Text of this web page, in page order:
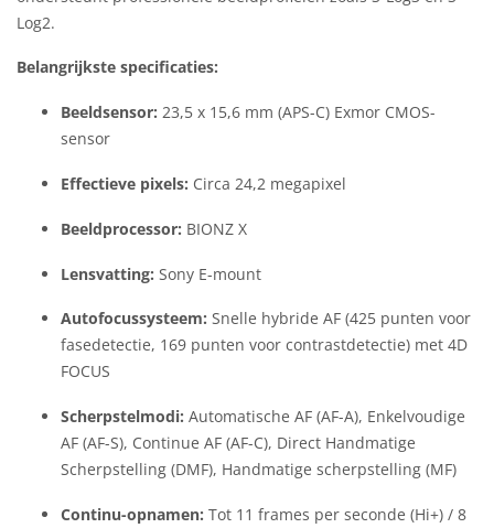
Log2.
Belangrijkste specificaties:
Beeldsensor: 23,5 x 15,6 mm (APS-C) Exmor CMOS-
sensor
Effectieve pixels: Circa 24,2 megapixel
Beeldprocessor: BIONZ X
Lensvatting: Sony E-mount
Autofocussysteem: Snelle hybride AF (425 punten voor
fasedetectie, 169 punten voor contrastdetectie) met 4D
FOCUS
Scherpstelmodi: Automatische AF (AF-A), Enkelvoudige
AF (AF-S), Continue AF (AF-C), Direct Handmatige
Scherpstelling (DMF), Handmatige scherpstelling (MF)
Continu-opnamen: Tot 11 frames per seconde (Hi+) / 8